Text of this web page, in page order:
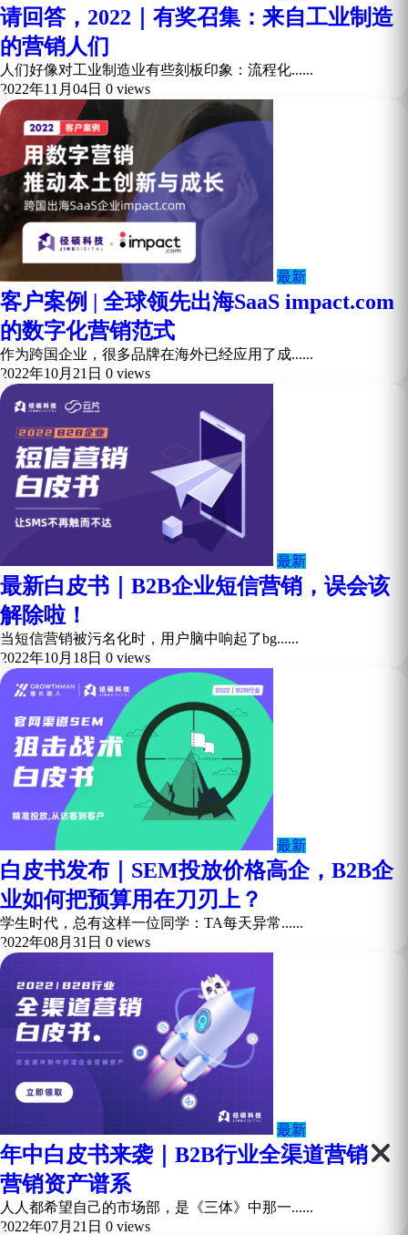
请回答，2022｜有奖召集：来自工业制造
的营销人们
人们好像对工业制造业有些刻板印象：流程化......
2022年11月04日 0 views
最新
客户案例 | 全球领先出海SaaS impact.com
的数字化营销范式
作为跨国企业，很多品牌在海外已经应用了成......
2022年10月21日 0 views
最新
最新白皮书｜B2B企业短信营销，误会该
解除啦！
当短信营销被污名化时，用户脑中响起了bg......
2022年10月18日 0 views
最新
白皮书发布｜SEM投放价格高企，B2B企
业如何把预算用在刀刃上？
学生时代，总有这样一位同学：TA每天异常......
2022年08月31日 0 views
最新
年中白皮书来袭｜B2B行业全渠道营销
营销资产谱系
人人都希望自己的市场部，是《三体》中那一......
2022年07月21日 0 views